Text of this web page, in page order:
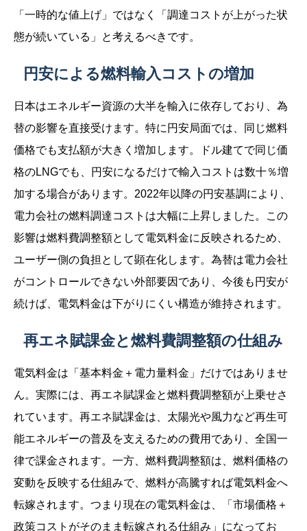
「一時的な値上げ」ではなく「調達コストが上がった状
態が続いている」と考えるべきです。
円安による燃料輸入コストの増加
日本はエネルギー資源の大半を輸入に依存しており、為
替の影響を直接受けます。特に円安局面では、同じ燃料
価格でも支払額が大きく増加します。ドル建てで同じ価
格のLNGでも、円安になるだけで輸入コストは数十％増
加する場合があります。2022年以降の円安基調により、
電力会社の燃料調達コストは大幅に上昇しました。この
影響は燃料費調整額として電気料金に反映されるため、
ユーザー側の負担として顕在化します。為替は電力会社
がコントロールできない外部要因であり、今後も円安が
続けば、電気料金は下がりにくい構造が維持されます。
再エネ賦課金と燃料費調整額の仕組み
電気料金は「基本料金＋電力量料金」だけではありませ
ん。実際には、再エネ賦課金と燃料費調整額が上乗せさ
れています。再エネ賦課金は、太陽光や風力など再生可
能エネルギーの普及を支えるための費用であり、全国一
律で課金されます。一方、燃料費調整額は、燃料価格の
変動を反映する仕組みで、燃料が高騰すれば電気料金へ
転嫁されます。つまり現在の電気料金は、「市場価格＋
政策コストがそのまま転嫁される仕組み」になってお